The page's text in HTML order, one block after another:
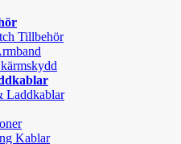
Tillbehör
Laddkablar
Kablar